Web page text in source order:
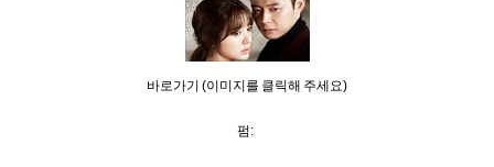
바로가기 (이미지를 클릭해 주세요)
펌: